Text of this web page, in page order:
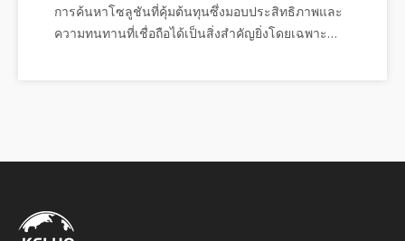
การค้นหาโซลูชันที่คุ้มต้นทุนซึ่งมอบประสิทธิภาพและ
ความทนทานที่เชื่อถือได้เป็นสิ่งสำคัญยิ่งโดยเฉพาะ